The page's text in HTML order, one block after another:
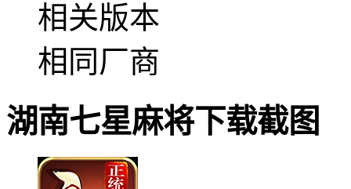
相关版本
相同厂商
湖南七星麻将下载截图